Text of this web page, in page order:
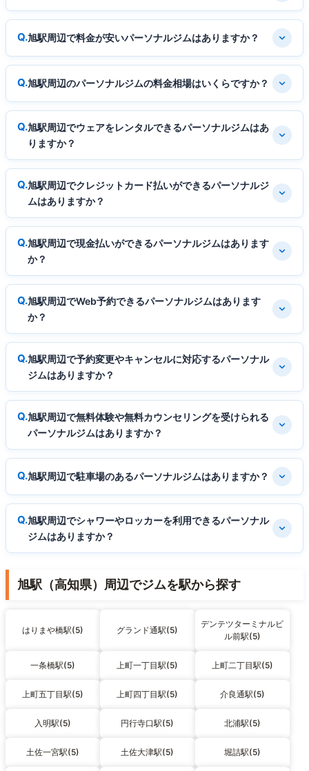
旭駅周辺で料金が安いパーソナルジムはありますか？
旭駅周辺のパーソナルジムの料金相場はいくらですか？
旭駅周辺でウェアをレンタルできるパーソナルジムはあ
りますか？
旭駅周辺でクレジットカード払いができるパーソナルジ
ムはありますか？
旭駅周辺で現金払いができるパーソナルジムはあります
か？
旭駅周辺でWeb予約できるパーソナルジムはあります
か？
旭駅周辺で予約変更やキャンセルに対応するパーソナル
ジムはありますか？
旭駅周辺で無料体験や無料カウンセリングを受けられる
パーソナルジムはありますか？
旭駅周辺で駐車場のあるパーソナルジムはありますか？
旭駅周辺でシャワーやロッカーを利用できるパーソナル
ジムはありますか？
旭駅（高知県）周辺でジムを駅から探す
はりまや橋駅(5) グランド通駅(5)
デンテツターミナルビ
ル前駅(5)
一条橋駅(5) 上町一丁目駅(5) 上町二丁目駅(5)
上町五丁目駅(5) 上町四丁目駅(5) 介良通駅(5)
入明駅(5) 円行寺口駅(5) 北浦駅(5)
土佐一宮駅(5) 土佐大津駅(5) 堀詰駅(5)